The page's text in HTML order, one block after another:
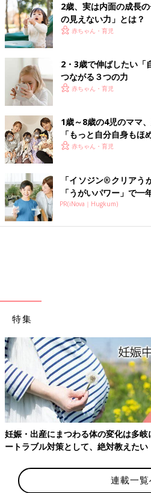
取材・文／ふくだりょうこ
取材協力／こどもちゃれんじ
2歳、実は内面の成長
の見えない力」とは？
赤ちゃん・育児
2・3歳で伸ばしたい
つながる３つの力
赤ちゃん・育児
1歳～8歳の4児のママ
「もっと自分自身もほ
と」赤ちゃん・育児
「イソジン®クリアう
「うがいパワー」で一
PR(iNova｜Hugkum)
特集
妊娠・出産にまつわる体の変化は多
ートラブル対策として、絶対教えた
連載一覧